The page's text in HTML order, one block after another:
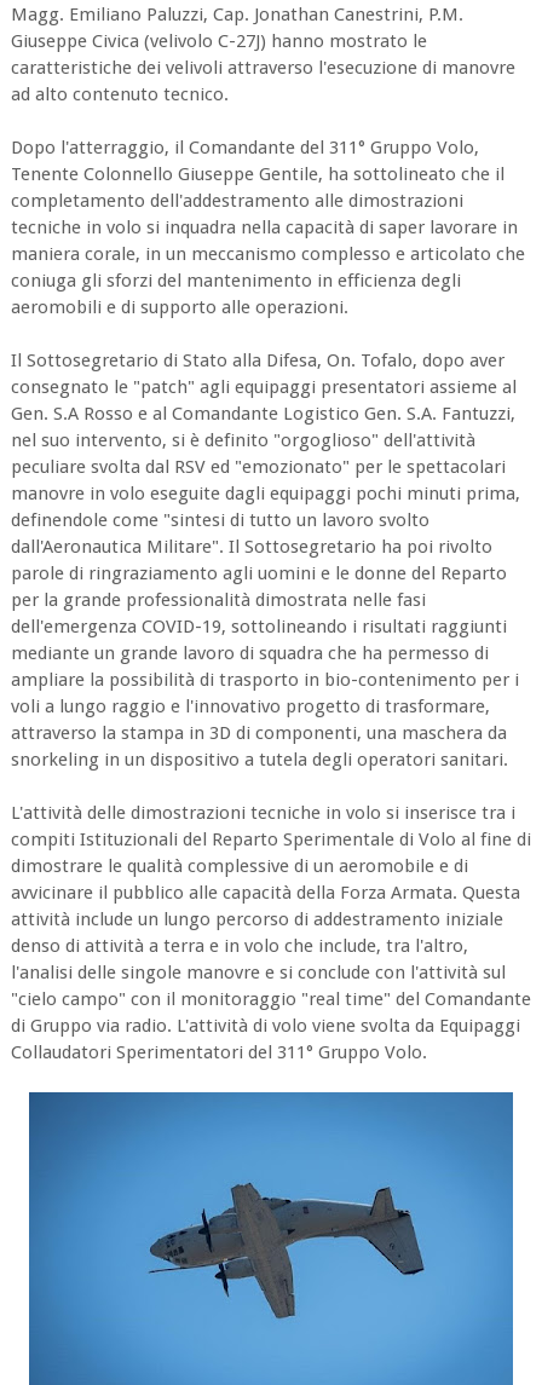
Magg. Emiliano Paluzzi, Cap. Jonathan Canestrini, P.M.
Giuseppe Civica (velivolo C-27J) hanno mostrato le
caratteristiche dei velivoli attraverso l'esecuzione di manovre
ad alto contenuto tecnico.
Dopo l'atterraggio, il Comandante del 311° Gruppo Volo,
Tenente Colonnello Giuseppe Gentile, ha sottolineato che il
completamento dell'addestramento alle dimostrazioni
tecniche in volo si inquadra nella capacità di saper lavorare in
maniera corale, in un meccanismo complesso e articolato che
coniuga gli sforzi del mantenimento in efficienza degli
aeromobili e di supporto alle operazioni.
Il Sottosegretario di Stato alla Difesa, On. Tofalo, dopo aver
consegnato le "patch" agli equipaggi presentatori assieme al
Gen. S.A Rosso e al Comandante Logistico Gen. S.A. Fantuzzi,
nel suo intervento, si è definito "orgoglioso" dell'attività
peculiare svolta dal RSV ed "emozionato" per le spettacolari
manovre in volo eseguite dagli equipaggi pochi minuti prima,
definendole come "sintesi di tutto un lavoro svolto
dall'Aeronautica Militare". Il Sottosegretario ha poi rivolto
parole di ringraziamento agli uomini e le donne del Reparto
per la grande professionalità dimostrata nelle fasi
dell'emergenza COVID-19, sottolineando i risultati raggiunti
mediante un grande lavoro di squadra che ha permesso di
ampliare la possibilità di trasporto in bio-contenimento per i
voli a lungo raggio e l'innovativo progetto di trasformare,
attraverso la stampa in 3D di componenti, una maschera da
snorkeling in un dispositivo a tutela degli operatori sanitari.
L'attività delle dimostrazioni tecniche in volo si inserisce tra i
compiti Istituzionali del Reparto Sperimentale di Volo al fine di
dimostrare le qualità complessive di un aeromobile e di
avvicinare il pubblico alle capacità della Forza Armata. Questa
attività include un lungo percorso di addestramento iniziale
denso di attività a terra e in volo che include, tra l'altro,
l'analisi delle singole manovre e si conclude con l'attività sul
"cielo campo" con il monitoraggio "real time" del Comandante
di Gruppo via radio. L'attività di volo viene svolta da Equipaggi
Collaudatori Sperimentatori del 311° Gruppo Volo.